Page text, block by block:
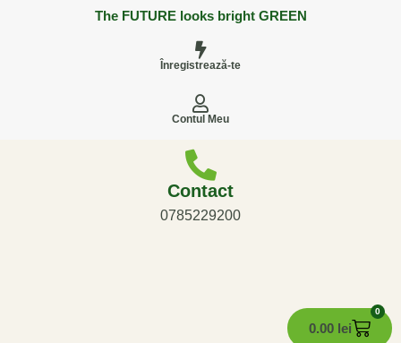
The FUTURE looks bright GREEN
Înregistrează-te
Contul Meu
Contact
0785229200
0.00 lei
0